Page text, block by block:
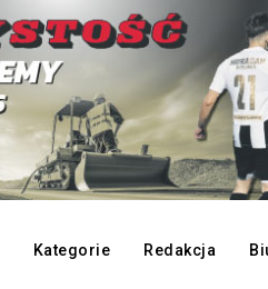
Kategorie Redakcja